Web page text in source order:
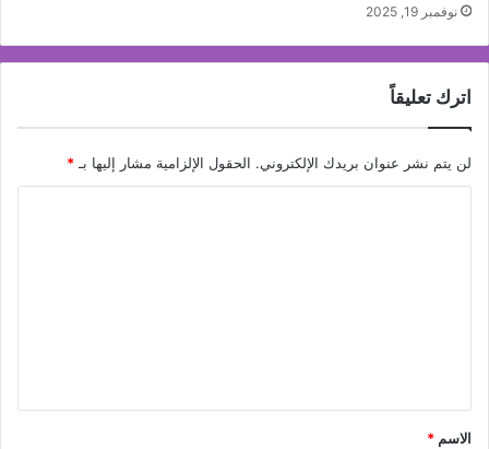
نوفمبر 19, 2025
اترك تعليقاً
لن يتم نشر عنوان بريدك الإلكتروني. الحقول الإلزامية مشار إليها بـ*
*
الاسم *